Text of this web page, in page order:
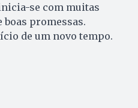
se com muitas
promessas.
de um novo tempo.